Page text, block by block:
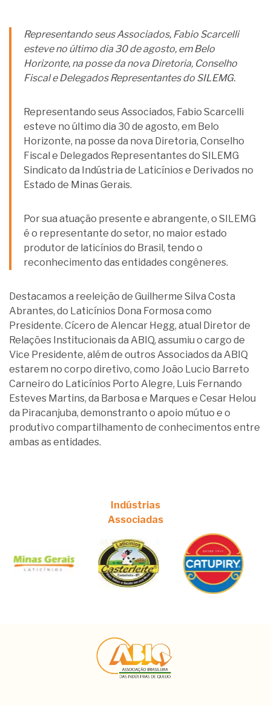
Representando seus Associados, Fabio Scarcelli
esteve no último dia 30 de agosto, em Belo
Horizonte, na posse da nova Diretoria, Conselho
Fiscal e Delegados Representantes do SILEMG.
Representando seus Associados, Fabio Scarcelli
esteve no último dia 30 de agosto, em Belo
Horizonte, na posse da nova Diretoria, Conselho
Fiscal e Delegados Representantes do SILEMG
Sindicato da Indústria de Laticínios e Derivados no
Estado de Minas Gerais.
Por sua atuação presente e abrangente, o SILEMG
é o representante do setor, no maior estado
produtor de laticínios do Brasil, tendo o
reconhecimento das entidades congêneres.
Destacamos a reeleição de Guilherme Silva Costa
Abrantes, do Laticínios Dona Formosa como
Presidente. Cícero de Alencar Hegg, atual Diretor de
Relações Institucionais da ABIQ, assumiu o cargo de
Vice Presidente, além de outros Associados da ABIQ
estarem no corpo diretivo, como João Lucio Barreto
Carneiro do Laticínios Porto Alegre, Luis Fernando
Esteves Martins, da Barbosa e Marques e Cesar Helou
da Piracanjuba, demonstranto o apoio mútuo e o
produtivo compartilhamento de conhecimentos entre
ambas as entidades.
Indústrias
Associadas